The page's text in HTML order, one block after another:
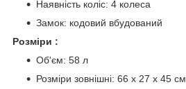
Наявність коліс: 4 колеса
Замок: кодовий вбудований
Розміри :
Об'єм: 58 л
Розміри зовнішні: 66 х 27 х 45 см